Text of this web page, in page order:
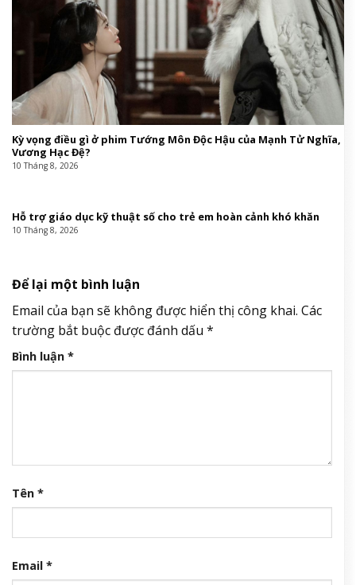
Kỳ vọng điều gì ở phim Tướng Môn Độc Hậu của Mạnh Tử Nghĩa,
Vương Hạc Đệ?
10 Tháng 8, 2026
Hỗ trợ giáo dục kỹ thuật số cho trẻ em hoàn cảnh khó khăn
10 Tháng 8, 2026
Để lại một bình luận
Email của bạn sẽ không được hiển thị công khai. Các
trường bắt buộc được đánh dấu *
Bình luận *
Tên *
Email *